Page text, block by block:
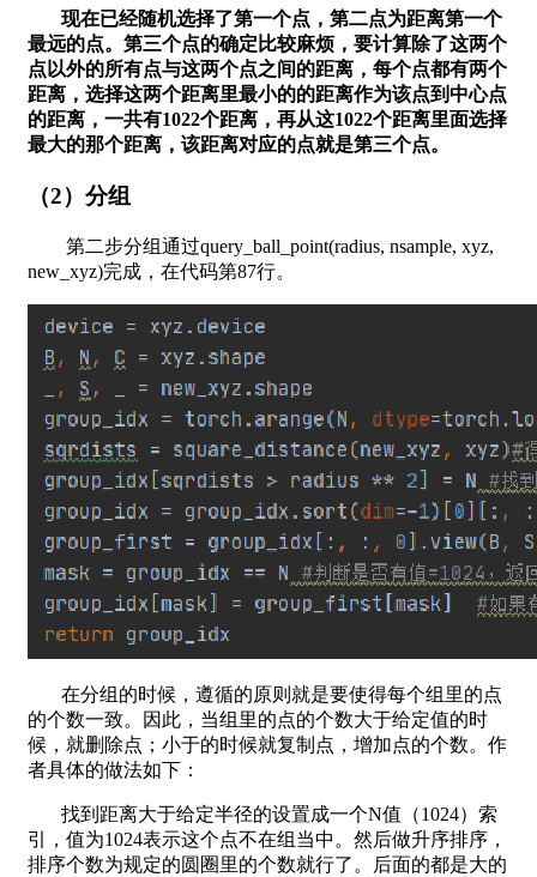
现在已经随机选择了第一个点，第二点为距离第一个
最远的点。第三个点的确定比较麻烦，要计算除了这两个
点以外的所有点与这两个点之间的距离，每个点都有两个
距离，选择这两个距离里最小的的距离作为该点到中心点
的距离，一共有1022个距离，再从这1022个距离里面选择
最大的那个距离，该距离对应的点就是第三个点。
（2）分组
第二步分组通过query_ball_point(radius, nsample, xyz,
new_xyz)完成，在代码第87行。
在分组的时候，遵循的原则就是要使得每个组里的点
的个数一致。因此，当组里的点的个数大于给定值的时
候，就删除点；小于的时候就复制点，增加点的个数。作
者具体的做法如下：
找到距离大于给定半径的设置成一个N值（1024）索
引，值为1024表示这个点不在组当中。然后做升序排序，
排序个数为规定的圆圈里的个数就行了。后面的都是大的